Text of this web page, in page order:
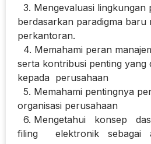
3. Mengevaluasi lingkungan
berdasarkan paradigma baru
perkantoran.
4. Memahami peran
serta kontribusi penting yang
kepada perusahaan
5. Memahami pentingnya
organisasi perusahaan
6. Mengetahui konsep
filing elektronik sebagai